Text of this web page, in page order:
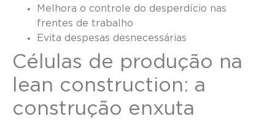
Melhora o controle do desperdício nas
frentes de trabalho
Evita despesas desnecessárias
Células de produção na
lean construction: a
construção enxuta